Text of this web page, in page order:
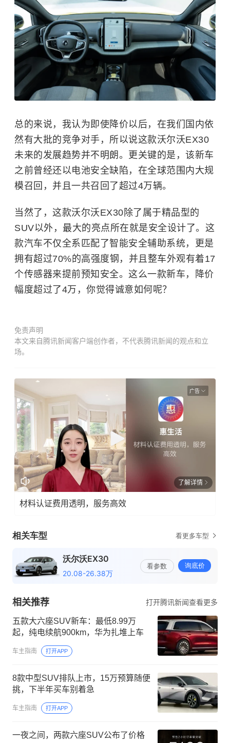
总的来说，我认为即使降价以后，在我们国内依
然有大批的竞争对手，所以说这款沃尔沃EX30
未来的发展趋势并不明朗。更关键的是，该新车
之前曾经还以电池安全缺陷，在全球范围内大规
模召回，并且一共召回了超过4万辆。
当然了，这款沃尔沃EX30除了属于精品型的
SUV以外，最大的亮点所在就是安全设计了。这
款汽车不仅全系匹配了智能安全辅助系统，更是
拥有超过70%的高强度钢，并且整车外观有着17
个传感器来提前预知安全。这么一款新车，降价
幅度超过了4万，你觉得诚意如何呢？
免责声明
本文来自腾讯新闻客户端创作者，不代表腾讯新闻的观点和立
场。
广告
了解详情
材料认证费用透明，服务高效
相关推荐 打开腾讯新闻查看更多
五款大六座SUV新车：最低8.99万
起，纯电续航900km，华为扎堆上车
车主指南 打开APP
8款中型SUV排队上市，15万预算随便
挑，下半年买车别着急
车主指南 打开APP
一夜之间，两款六座SUV公布了价格